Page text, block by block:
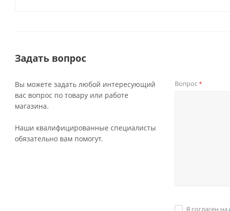
Задать вопрос
Вы можете задать любой интересующий
вас вопрос по товару или работе
магазина.
Наши квалифицированные специалисты
обязательно вам помогут.
Вопрос*
Я согласен на